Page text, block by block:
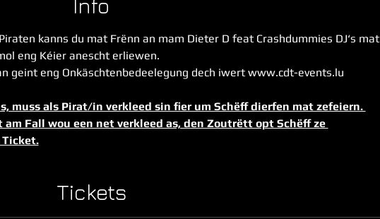
Info
kanns du mat Frënn an mam Dieter D feat Crashdummies DJ‘s mat
eng Kéier anescht erliewen.
geint eng Onkäschtenbedeelegung dech iwert www.cdt-events.lu
muss als Pirat/in verkleed sin fier um Schëff dierfen mat zefeiern.
Fall wou een net verkleed as, den Zoutrëtt opt Schëff ze
Ticket.
Tickets